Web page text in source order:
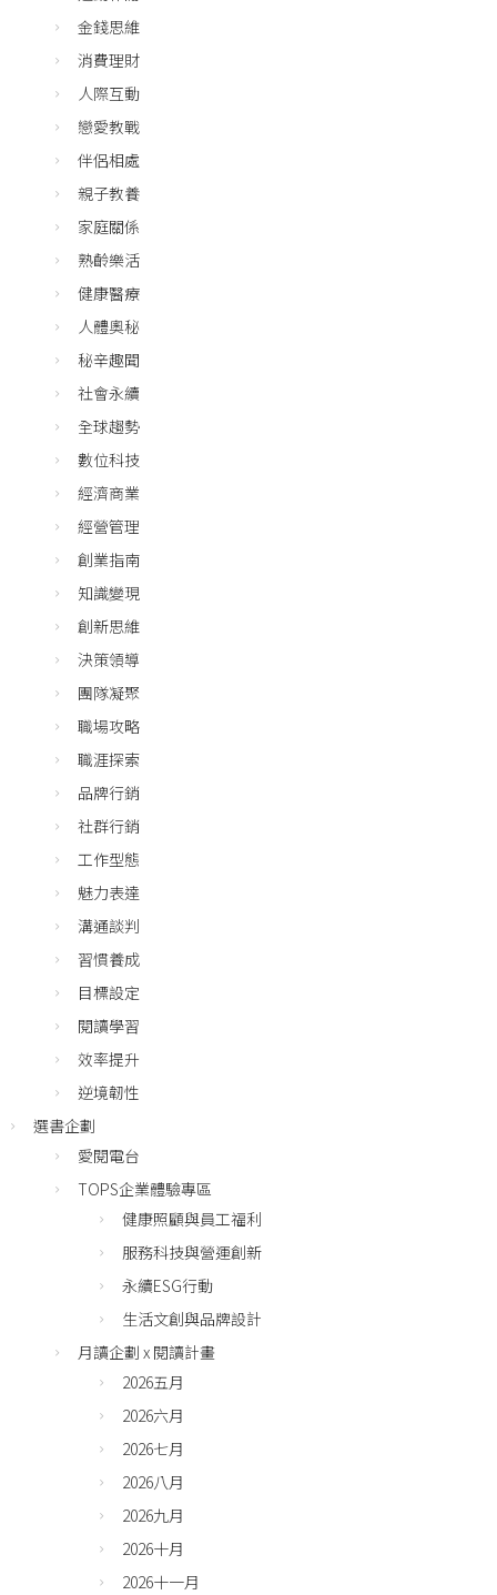
金錢思維
消費理財
人際互動
戀愛教戰
伴侶相處
親子教養
家庭關係
熟齡樂活
健康醫療
人體奧秘
秘辛趣聞
社會永續
全球趨勢
數位科技
經濟商業
經營管理
創業指南
知識變現
創新思維
決策領導
團隊凝聚
職場攻略
職涯探索
品牌行銷
社群行銷
工作型態
魅力表達
溝通談判
習慣養成
目標設定
閱讀學習
效率提升
逆境韌性
選書企劃
愛閱電台
TOPS企業體驗專區
健康照顧與員工福利
服務科技與營運創新
永續ESG行動
生活文創與品牌設計
月讀企劃 x 閱讀計畫
2026五月
2026六月
2026七月
2026八月
2026九月
2026十月
2026十一月